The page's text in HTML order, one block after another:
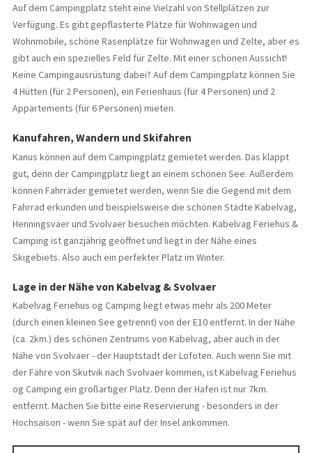
Auf dem Campingplatz steht eine Vielzahl von Stellplätzen zur
Verfügung. Es gibt gepflasterte Plätze für Wohnwagen und
Wohnmobile, schöne Rasenplätze für Wohnwagen und Zelte, aber es
gibt auch ein spezielles Feld für Zelte. Mit einer schönen Aussicht!
Keine Campingausrüstung dabei? Auf dem Campingplatz können Sie
4 Hütten (für 2 Personen), ein Ferienhaus (für 4 Personen) und 2
Appartements (für 6 Personen) mieten.
Kanufahren, Wandern und Skifahren
Kanus können auf dem Campingplatz gemietet werden. Das klappt
gut, denn der Campingplatz liegt an einem schönen See. Außerdem
können Fahrräder gemietet werden, wenn Sie die Gegend mit dem
Fahrrad erkunden und beispielsweise die schönen Städte Kabelvag,
Henningsvaer und Svolvaer besuchen möchten. Kabelvag Feriehus &
Camping ist ganzjährig geöffnet und liegt in der Nähe eines
Skigebiets. Also auch ein perfekter Platz im Winter.
Lage in der Nähe von Kabelvag & Svolvaer
Kabelvag Feriehus og Camping liegt etwas mehr als 200 Meter
(durch einen kleinen See getrennt) von der E10 entfernt. In der Nähe
(ca. 2km.) des schönen Zentrums von Kabelvag, aber auch in der
Nähe von Svolvaer - der Hauptstadt der Lofoten. Auch wenn Sie mit
der Fähre von Skutvik nach Svolvaer kommen, ist Kabelvag Feriehus
og Camping ein großartiger Platz. Denn der Hafen ist nur 7km.
entfernt. Machen Sie bitte eine Reservierung - besonders in der
Hochsaison - wenn Sie spät auf der Insel ankommen.